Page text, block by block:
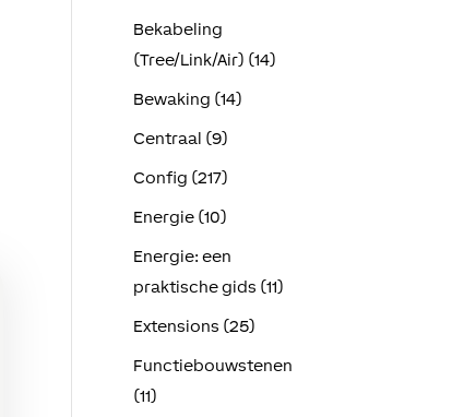
Bekabeling
(Tree/Link/Air) (14)
Bewaking (14)
Centraal (9)
Config (217)
Energie (10)
Energie: een
praktische gids (11)
Extensions (25)
Functiebouwstenen
(11)